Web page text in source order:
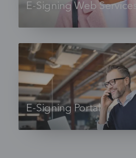
E-Signing Web Services
E-Signing Portal